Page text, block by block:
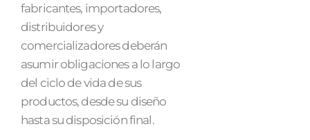
fabricantes, importadores,
distribuidores y
comercializadores deberán
asumir obligaciones a lo largo
del ciclo de vida de sus
productos, desde su diseño
hasta su disposición final.